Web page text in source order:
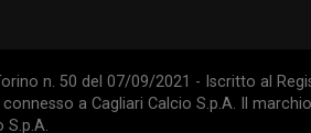
n. 50 del 07/09/2021 - Iscritto al
a Cagliari Calcio S.p.A. Il
S.p.A.